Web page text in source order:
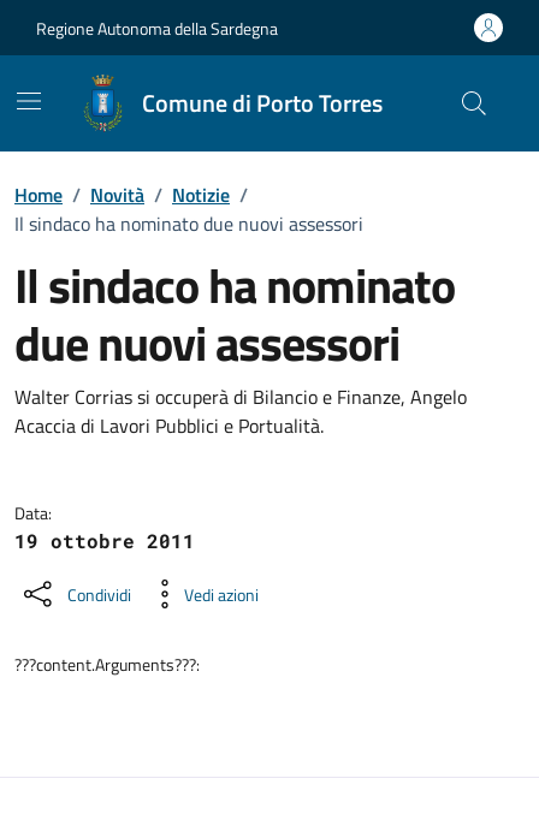
Regione Autonoma della Sardegna
Comune di Porto Torres
Home / Novità / Notizie /
Il sindaco ha nominato due nuovi assessori
Il sindaco ha nominato
due nuovi assessori
Dettagli della notizia
Walter Corrias si occuperà di Bilancio e Finanze, Angelo
Acaccia di Lavori Pubblici e Portualità.
Data:
19 ottobre 2011
Condividi Vedi azioni
???content.Arguments???: